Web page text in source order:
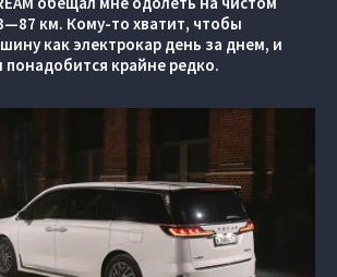
км. Кому-то хватит, чтобы
как электрокар день за днем, и
крайне редко.